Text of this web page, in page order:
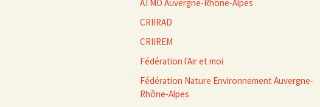
ATMO Auvergne-Rhône-Alpes
CRIIRAD
CRIIREM
Fédération l'Air et moi
Fédération Nature Environnement Auvergne-
Rhône-Alpes